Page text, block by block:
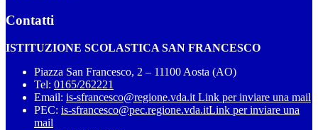
Contatti
ISTITUZIONE SCOLASTICA SAN FRANCESCO
Piazza San Francesco, 2 – 11100 Aosta (AO)
Tel: 0165/262221
Email: is-sfrancesco@regione.vda.it Link per inviare una mail
PEC: is-sfrancesco@pec.regione.vda.itLink per inviare una
mail